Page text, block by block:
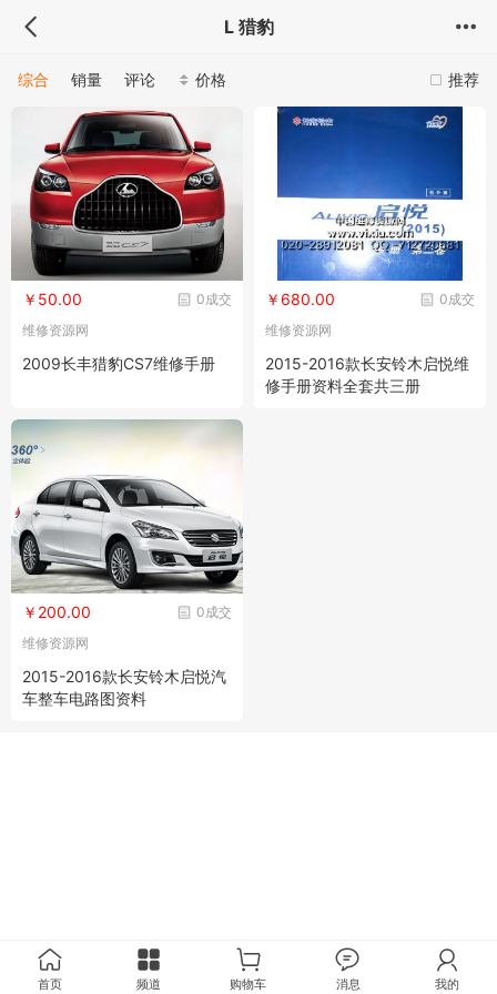
L 猎豹
推荐
综合 销量 评论 价格
0成交
￥50.00
维修资源网
2009长丰猎豹CS7维修手册
0成交
￥680.00
维修资源网
2015-2016款长安铃木启悦维
修手册资料全套共三册
0成交
￥200.00
维修资源网
2015-2016款长安铃木启悦汽
车整车电路图资料
首页 频道 购物车 消息 我的